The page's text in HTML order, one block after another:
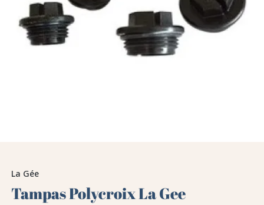
La Gée
Tampas Polycroix La Gee